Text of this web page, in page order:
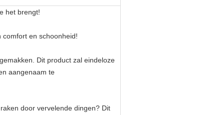
het brengt!
en schoonheid!
Dit product zal eindeloze
aangenaam te
door vervelende dingen? Dit